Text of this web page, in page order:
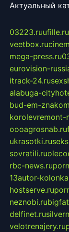
Актуальный
03223.ruufille.ru
veetbox.ru
mega-press.ru
eurovision-
itrack-24.ru
alabuga-
bud-em-
korolevremont-
oooagrosnab.ru
ukrasotki.ru
sovratili.ru
rbc-news.ru
13autor-
hostserve.ru
neznobi.ru
delfinet.ru
velotrenajery.ru